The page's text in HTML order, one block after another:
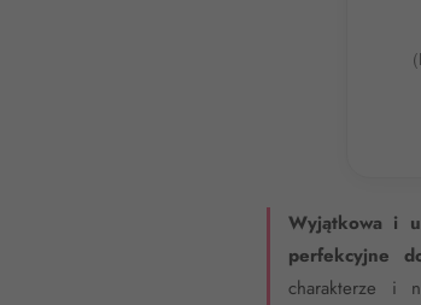
Wyjątkowa i
perfekcyjne
charakterze i